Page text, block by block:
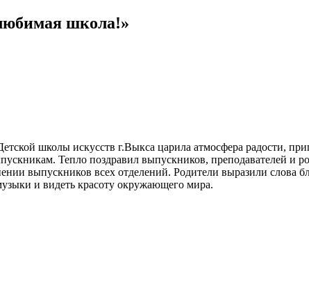
школа!»
школы искусств г.Выкса царила атмосфера радости,
Тепло поздравил выпускников, преподавателей
выпускников всех отделений. Родители выразили слова
и видеть красоту окружающего мира.